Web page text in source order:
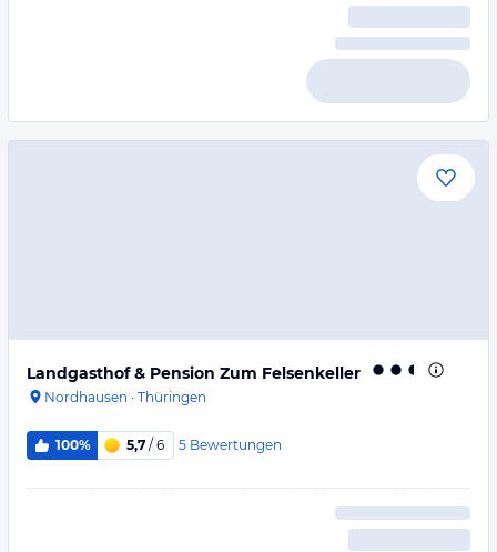
Landgasthof & Pension Zum Felsenkeller
Nordhausen · Thüringen
100% 5,7 / 6 5 Bewertungen